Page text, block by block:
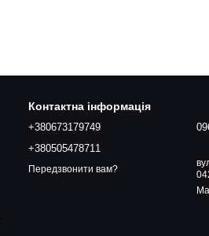
Контактна інформація
+380673179749
+380505478711
Передзвонити вам?